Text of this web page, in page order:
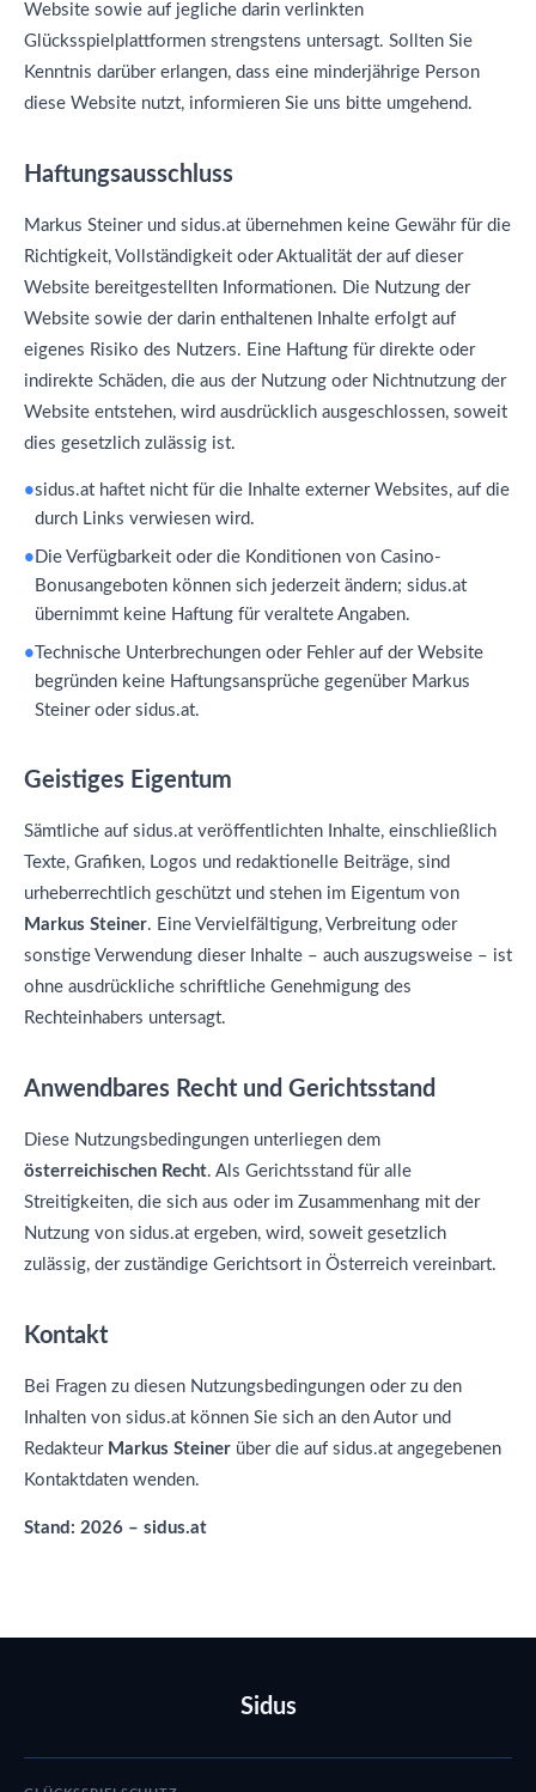
Website sowie auf jegliche darin verlinkten
Glücksspielplattformen strengstens untersagt. Sollten Sie
Kenntnis darüber erlangen, dass eine minderjährige Person
diese Website nutzt, informieren Sie uns bitte umgehend.
Haftungsausschluss
Markus Steiner und sidus.at übernehmen keine Gewähr für die
Richtigkeit, Vollständigkeit oder Aktualität der auf dieser
Website bereitgestellten Informationen. Die Nutzung der
Website sowie der darin enthaltenen Inhalte erfolgt auf
eigenes Risiko des Nutzers. Eine Haftung für direkte oder
indirekte Schäden, die aus der Nutzung oder Nichtnutzung der
Website entstehen, wird ausdrücklich ausgeschlossen, soweit
dies gesetzlich zulässig ist.
sidus.at haftet nicht für die Inhalte externer Websites, auf die
durch Links verwiesen wird.
Die Verfügbarkeit oder die Konditionen von Casino-
Bonusangeboten können sich jederzeit ändern; sidus.at
übernimmt keine Haftung für veraltete Angaben.
Technische Unterbrechungen oder Fehler auf der Website
begründen keine Haftungsansprüche gegenüber Markus
Steiner oder sidus.at.
Geistiges Eigentum
Sämtliche auf sidus.at veröffentlichten Inhalte, einschließlich
Texte, Grafiken, Logos und redaktionelle Beiträge, sind
urheberrechtlich geschützt und stehen im Eigentum von
Markus Steiner. Eine Vervielfältigung, Verbreitung oder
sonstige Verwendung dieser Inhalte – auch auszugsweise – ist
ohne ausdrückliche schriftliche Genehmigung des
Rechteinhabers untersagt.
Anwendbares Recht und Gerichtsstand
Diese Nutzungsbedingungen unterliegen dem
österreichischen Recht. Als Gerichtsstand für alle
Streitigkeiten, die sich aus oder im Zusammenhang mit der
Nutzung von sidus.at ergeben, wird, soweit gesetzlich
zulässig, der zuständige Gerichtsort in Österreich vereinbart.
Kontakt
Bei Fragen zu diesen Nutzungsbedingungen oder zu den
Inhalten von sidus.at können Sie sich an den Autor und
Redakteur Markus Steiner über die auf sidus.at angegebenen
Kontaktdaten wenden.
Stand: 2026 – sidus.at
Sidus